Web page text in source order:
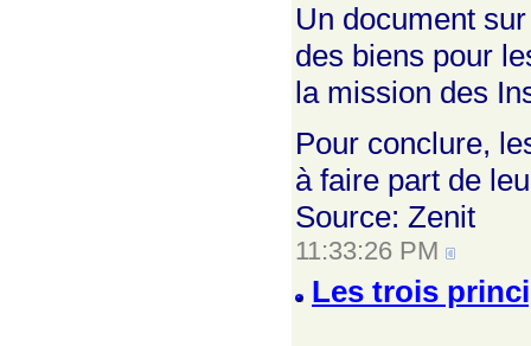
Un document
des biens pour
la mission des
Pour conclure,
à faire part de
Source: Zenit
11:33:26 PM
Les trois